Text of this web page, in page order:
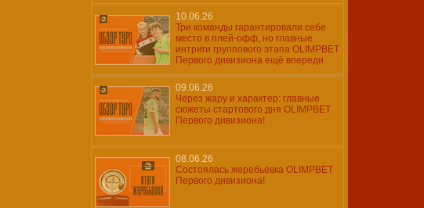
10.06.26
Три команды гарантировали себе
место в плей-офф, но главные
интриги группового этапа OLIMPBET
Первого дивизиона ещё впереди
09.06.26
Через жару и характер: главные
сюжеты стартового дня OLIMPBET
Первого дивизиона!
08.06.26
Состоялась жеребьёвка OLIMPBET
Первого дивизиона!